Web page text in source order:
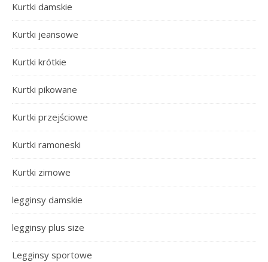
Kurtki damskie
Kurtki jeansowe
Kurtki krótkie
Kurtki pikowane
Kurtki przejściowe
Kurtki ramoneski
Kurtki zimowe
legginsy damskie
legginsy plus size
Legginsy sportowe